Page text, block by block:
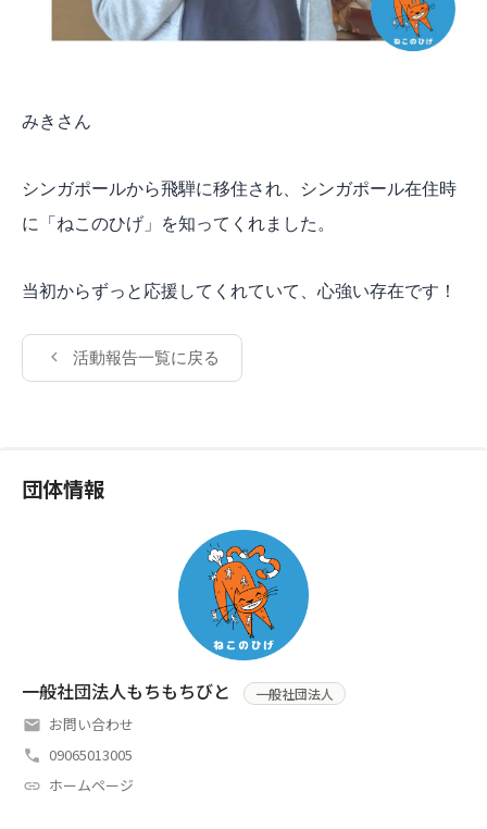
みきさん
シンガポールから飛騨に移住され、シンガポール在住時
に「ねこのひげ」を知ってくれました。
当初からずっと応援してくれていて、心強い存在です！
活動報告一覧に戻る
団体情報
一般社団法人もちもちびと 一般社団法人
お問い合わせ
09065013005
ホームページ